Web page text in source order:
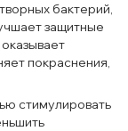
бактерий,
защитные
покраснения,
стимулировать